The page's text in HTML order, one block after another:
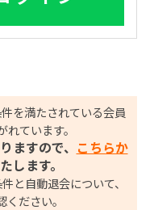
を満たされている会員
ています。
ますので、
こちらか
します。
と自動退会について、
ください。